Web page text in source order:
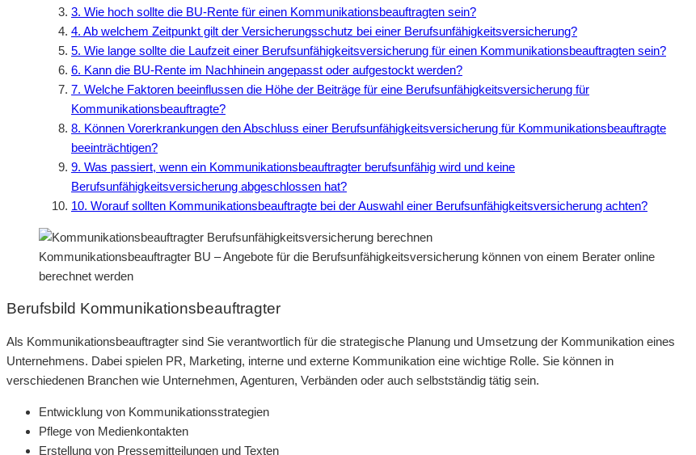
3. Wie hoch sollte die BU-Rente für einen Kommunikationsbeauftragten sein?
4. Ab welchem Zeitpunkt gilt der Versicherungsschutz bei einer Berufsunfähigkeitsversicherung?
5. Wie lange sollte die Laufzeit einer Berufsunfähigkeitsversicherung für einen Kommunikationsbeauftragten sein?
6. Kann die BU-Rente im Nachhinein angepasst oder aufgestockt werden?
7. Welche Faktoren beeinflussen die Höhe der Beiträge für eine Berufsunfähigkeitsversicherung für
Kommunikationsbeauftragte?
8. Können Vorerkrankungen den Abschluss einer Berufsunfähigkeitsversicherung für Kommunikationsbeauftragte
beeinträchtigen?
9. Was passiert, wenn ein Kommunikationsbeauftragter berufsunfähig wird und keine
Berufsunfähigkeitsversicherung abgeschlossen hat?
10. Worauf sollten Kommunikationsbeauftragte bei der Auswahl einer Berufsunfähigkeitsversicherung achten?
Kommunikationsbeauftragter BU – Angebote für die Berufsunfähigkeitsversicherung können von einem Berater online
berechnet werden
Berufsbild Kommunikationsbeauftragter
Als Kommunikationsbeauftragter sind Sie verantwortlich für die strategische Planung und Umsetzung der Kommunikation eines
Unternehmens. Dabei spielen PR, Marketing, interne und externe Kommunikation eine wichtige Rolle. Sie können in
verschiedenen Branchen wie Unternehmen, Agenturen, Verbänden oder auch selbstständig tätig sein.
Entwicklung von Kommunikationsstrategien
Pflege von Medienkontakten
Erstellung von Pressemitteilungen und Texten